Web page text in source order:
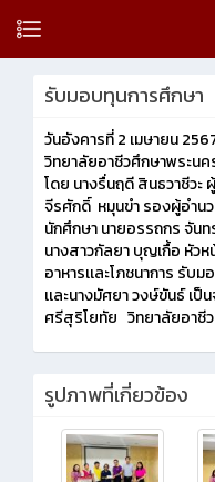
รับมอบทุนการศึกษา
วันอังคารที่ 2 เมษายน
วิทยาลัยอาชีวศึกษาพระน
โดย นางรื่นฤดี สินธวาชีวะ
จีรศักดิ์ หมุนขำ รองผู้อำน
นักศึกษา นายอรรถกร จันท
นางสาวกัลยา บุญเกื้อ หัวหน้
อาหารเเละโภชนาการ รั
เเละนางมัศยา วงษ์ขันธ์ เ
ศรีสุริโยทัย วิทยาลัยอาชี
รูปภาพที่เกี่ยวข้อง